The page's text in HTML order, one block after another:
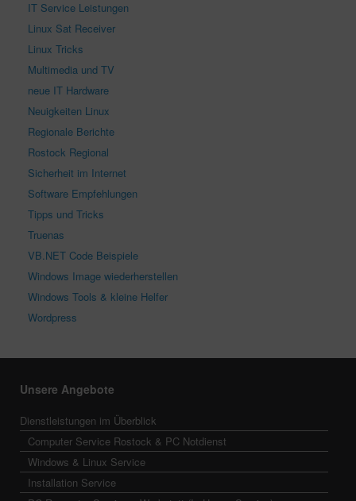
IT Service Leistungen
Linux Sat Receiver
Linux Tricks
Multimedia und TV
neue IT Hardware
Neuigkeiten Linux
Regionale Berichte
Rostock Regional
Sicherheit im Internet
Software Empfehlungen
Tipps und Tricks
Truenas
VB.NET Code Beispiele
Windows Image wiederherstellen
Windows Tools & kleine Helfer
Wordpress
Unsere Angebote
Dienstleistungen im Überblick
Computer Service Rostock & PC Notdienst
Windows & Linux Service
Installation Service